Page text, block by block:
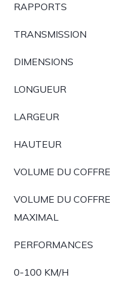
RAPPORTS
TRANSMISSION
DIMENSIONS
LONGUEUR
LARGEUR
HAUTEUR
VOLUME DU COFFRE
VOLUME DU COFFRE
MAXIMAL
PERFORMANCES
0-100 KM/H